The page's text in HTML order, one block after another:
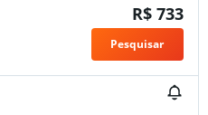
R$ 733
Pesquisar